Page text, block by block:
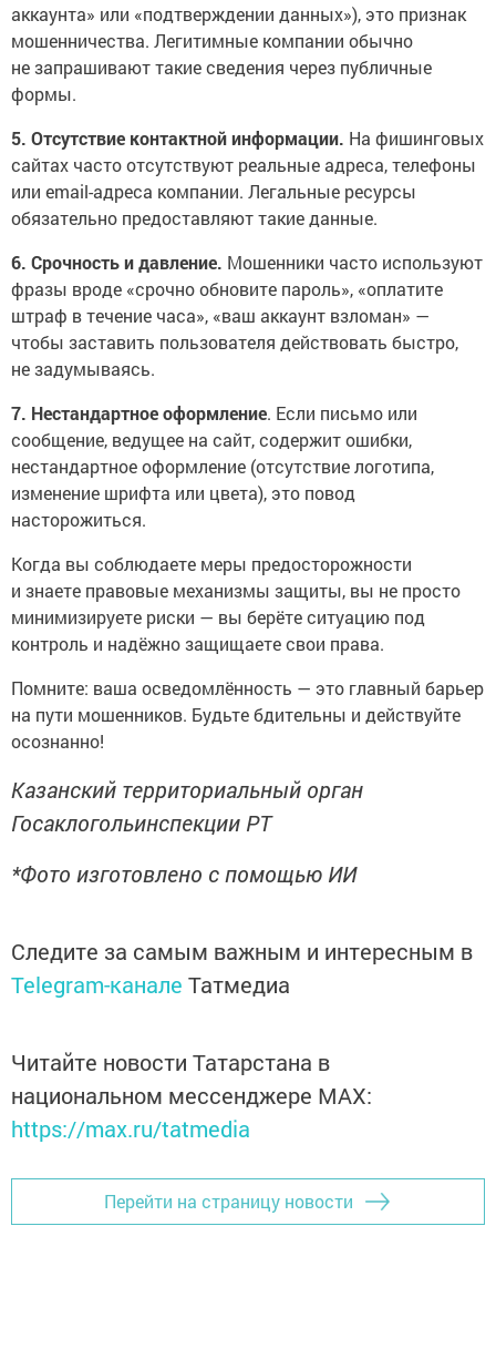
аккаунта» или «подтверждении данных»), это признак
мошенничества. Легитимные компании обычно
не запрашивают такие сведения через публичные
формы.
5. Отсутствие контактной информации. На фишинговых
сайтах часто отсутствуют реальные адреса, телефоны
или email-адреса компании. Легальные ресурсы
обязательно предоставляют такие данные.
6. Срочность и давление. Мошенники часто используют
фразы вроде «срочно обновите пароль», «оплатите
штраф в течение часа», «ваш аккаунт взломан» —
чтобы заставить пользователя действовать быстро,
не задумываясь.
7. Нестандартное оформление. Если письмо или
сообщение, ведущее на сайт, содержит ошибки,
нестандартное оформление (отсутствие логотипа,
изменение шрифта или цвета), это повод
насторожиться.
Когда вы соблюдаете меры предосторожности
и знаете правовые механизмы защиты, вы не просто
минимизируете риски — вы берёте ситуацию под
контроль и надёжно защищаете свои права.
Помните: ваша осведомлённость — это главный барьер
на пути мошенников. Будьте бдительны и действуйте
осознанно!
Казанский территориальный орган
Госаклогольинспекции РТ
*Фото изготовлено с помощью ИИ
Следите за самым важным и интересным в
Telegram-канале Татмедиа
Читайте новости Татарстана в
национальном мессенджере MАХ:
https://max.ru/tatmedia
Перейти на страницу новости